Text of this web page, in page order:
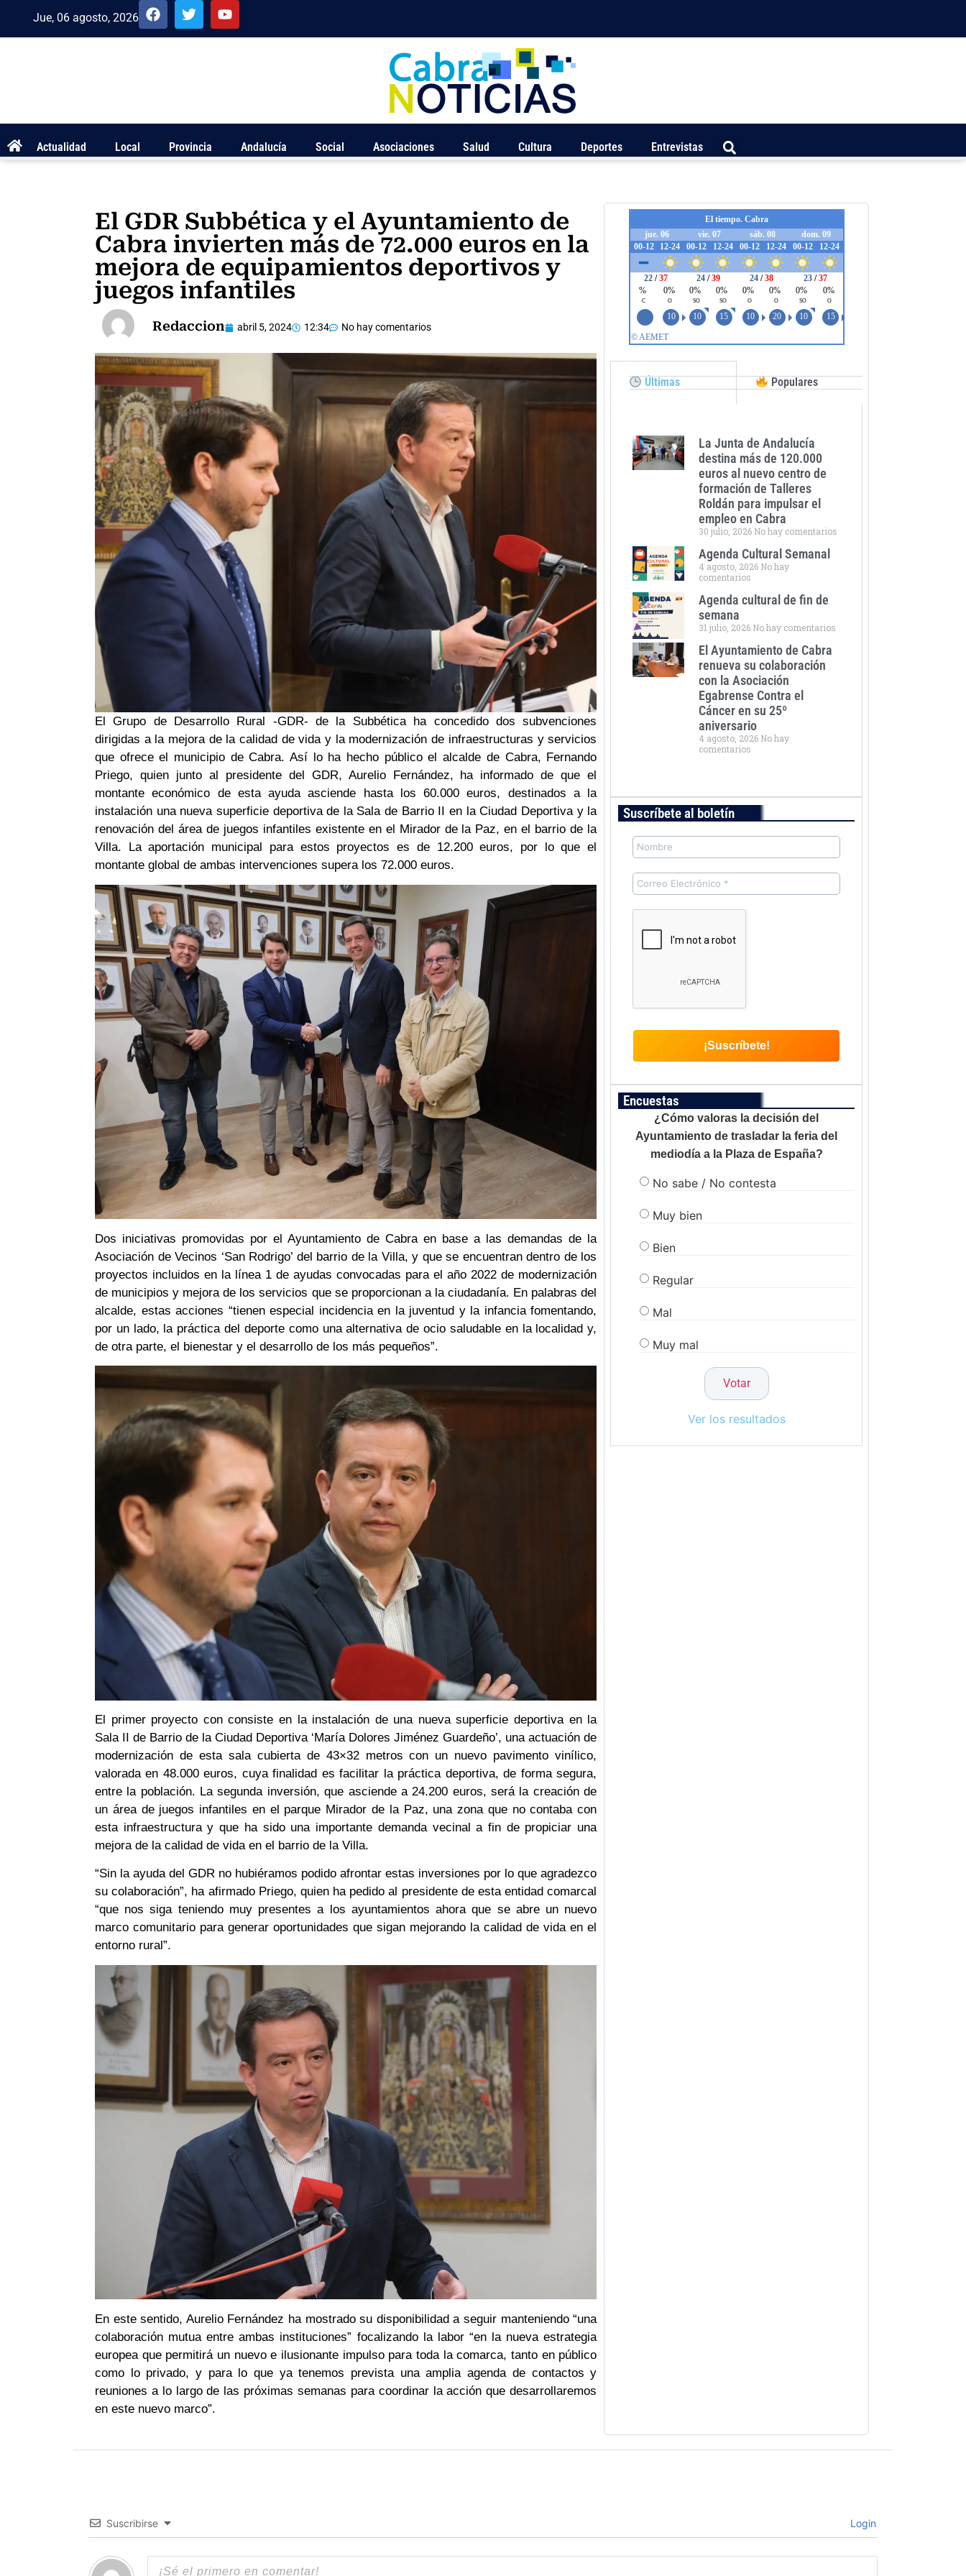
Jue, 06 agosto, 2026
Actualidad Local Provincia Andalucía Social Asociaciones Salud Cultura Deportes Entrevistas
El GDR Subbética y el Ayuntamiento de
Cabra invierten más de 72.000 euros en la
mejora de equipamientos deportivos y
juegos infantiles
Redaccion abril 5, 2024 12:34 No hay comentarios
El Grupo de Desarrollo Rural -GDR- de la Subbética ha concedido dos subvenciones
dirigidas a la mejora de la calidad de vida y la modernización de infraestructuras y servicios
que ofrece el municipio de Cabra. Así lo ha hecho público el alcalde de Cabra, Fernando
Priego, quien junto al presidente del GDR, Aurelio Fernández, ha informado de que el
montante económico de esta ayuda asciende hasta los 60.000 euros, destinados a la
instalación una nueva superficie deportiva de la Sala de Barrio II en la Ciudad Deportiva y la
renovación del área de juegos infantiles existente en el Mirador de la Paz, en el barrio de la
Villa. La aportación municipal para estos proyectos es de 12.200 euros, por lo que el
montante global de ambas intervenciones supera los 72.000 euros.
Dos iniciativas promovidas por el Ayuntamiento de Cabra en base a las demandas de la
Asociación de Vecinos ‘San Rodrigo’ del barrio de la Villa, y que se encuentran dentro de los
proyectos incluidos en la línea 1 de ayudas convocadas para el año 2022 de modernización
de municipios y mejora de los servicios que se proporcionan a la ciudadanía. En palabras del
alcalde, estas acciones “tienen especial incidencia en la juventud y la infancia fomentando,
por un lado, la práctica del deporte como una alternativa de ocio saludable en la localidad y,
de otra parte, el bienestar y el desarrollo de los más pequeños”.
El primer proyecto con consiste en la instalación de una nueva superficie deportiva en la
Sala II de Barrio de la Ciudad Deportiva ‘María Dolores Jiménez Guardeño’, una actuación de
modernización de esta sala cubierta de 43×32 metros con un nuevo pavimento vinílico,
valorada en 48.000 euros, cuya finalidad es facilitar la práctica deportiva, de forma segura,
entre la población. La segunda inversión, que asciende a 24.200 euros, será la creación de
un área de juegos infantiles en el parque Mirador de la Paz, una zona que no contaba con
esta infraestructura y que ha sido una importante demanda vecinal a fin de propiciar una
mejora de la calidad de vida en el barrio de la Villa.
“Sin la ayuda del GDR no hubiéramos podido afrontar estas inversiones por lo que agradezco
su colaboración”, ha afirmado Priego, quien ha pedido al presidente de esta entidad comarcal
“que nos siga teniendo muy presentes a los ayuntamientos ahora que se abre un nuevo
marco comunitario para generar oportunidades que sigan mejorando la calidad de vida en el
entorno rural”.
En este sentido, Aurelio Fernández ha mostrado su disponibilidad a seguir manteniendo “una
colaboración mutua entre ambas instituciones” focalizando la labor “en la nueva estrategia
europea que permitirá un nuevo e ilusionante impulso para toda la comarca, tanto en público
como lo privado, y para lo que ya tenemos prevista una amplia agenda de contactos y
reuniones a lo largo de las próximas semanas para coordinar la acción que desarrollaremos
en este nuevo marco”.
Últimas Populares
La Junta de Andalucía
destina más de 120.000
euros al nuevo centro de
formación de Talleres
Roldán para impulsar el
empleo en Cabra
30 julio, 2026 No hay comentarios
Agenda Cultural Semanal
4 agosto, 2026 No hay
comentarios
Agenda cultural de fin de
semana
31 julio, 2026 No hay comentarios
El Ayuntamiento de Cabra
renueva su colaboración
con la Asociación
Egabrense Contra el
Cáncer en su 25º
aniversario
4 agosto, 2026 No hay
comentarios
Suscríbete al boletín
Encuestas
¿Cómo valoras la decisión del
Ayuntamiento de trasladar la feria del
mediodía a la Plaza de España?
No sabe / No contesta
Muy bien
Bien
Regular
Mal
Muy mal
Ver los resultados
Suscribirse Login